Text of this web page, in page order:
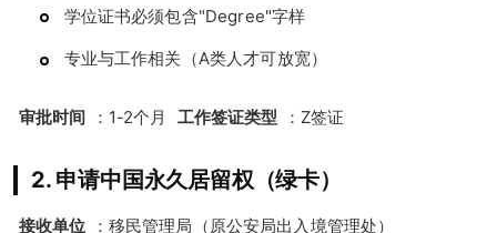
学位证书必须包含"Degree"字样
专业与工作相关（A类人才可放宽）
审批时间 ：1-2个月 工作签证类型 ：Z签证
2. 申请中国永久居留权（绿卡）
接收单位 ：移民管理局（原公安局出入境管理处）